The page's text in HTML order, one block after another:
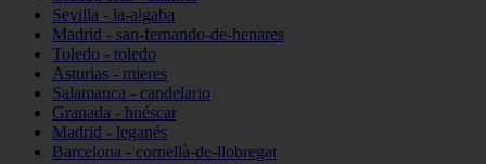
Sevilla - la-algaba
Madrid - san-fernando-de-henares
Toledo - toledo
Asturias - mieres
Salamanca - candelario
Granada - huéscar
Madrid - leganés
Barcelona - cornellà-de-llobregat